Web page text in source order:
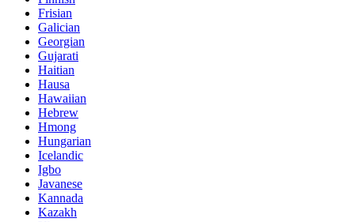
Frisian
Galician
Georgian
Gujarati
Haitian
Hausa
Hawaiian
Hebrew
Hmong
Hungarian
Icelandic
Igbo
Javanese
Kannada
Kazakh